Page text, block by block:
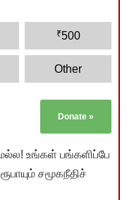
₹500
Other
Donate »
உங்கள் பங்களிப்பே
சமூகநீதிச்